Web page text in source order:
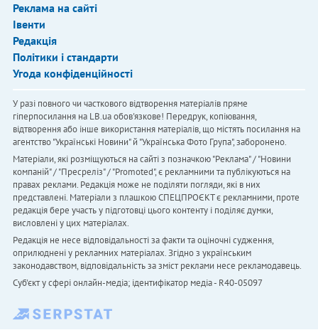
Реклама на сайті
Івенти
Редакція
Політики і стандарти
Угода конфіденційності
У разі повного чи часткового відтворення матеріалів пряме
гіперпосилання на LB.ua обов'язкове! Передрук, копіювання,
відтворення або інше використання матеріалів, що містять посилання на
агентство "Українськi Новини" й "Українська Фото Група", заборонено.
Матеріали, які розміщуються на сайті з позначкою "Реклама" / "Новини
компаній" / "Пресреліз" / "Promoted", є рекламними та публікуються на
правах реклами. Редакція може не поділяти погляди, які в них
представлені. Матеріали з плашкою СПЕЦПРОЄКТ є рекламними, проте
редакція бере участь у підготовці цього контенту і поділяє думки,
висловлені у цих матеріалах.
Редакція не несе відповідальності за факти та оціночні судження,
оприлюднені у рекламних матеріалах. Згідно з українським
законодавством, відповідальність за зміст реклами несе рекламодавець.
Cуб'єкт у сфері онлайн-медіа; ідентифікатор медіа - R40-05097